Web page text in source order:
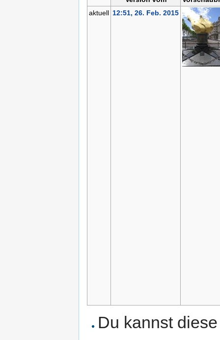
aktuell 12:51, 26. Feb. 2015
Du kannst